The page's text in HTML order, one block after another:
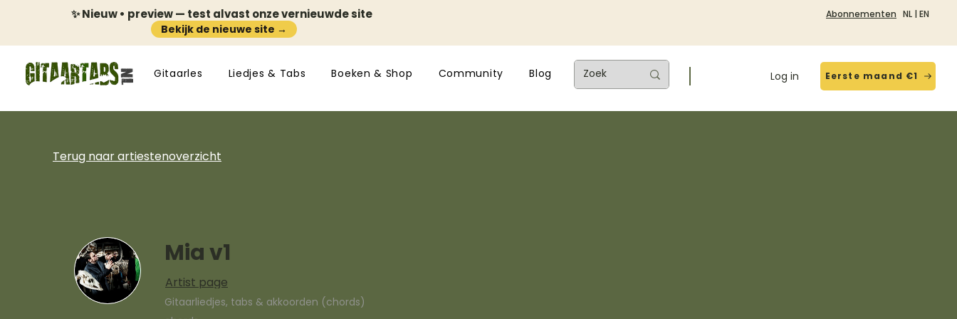
✨ Nieuw • preview — test alvast onze vernieuwde site
Bekijk de nieuwe site →
Abonnementen NL | EN
Gitaarles Liedjes & Tabs Boeken & Shop Community Blog Log in Eerste maand €1
Terug naar artiestenoverzicht
Mia v1
Artist page
Gitaarliedjes, tabs & akkoorden (chords)